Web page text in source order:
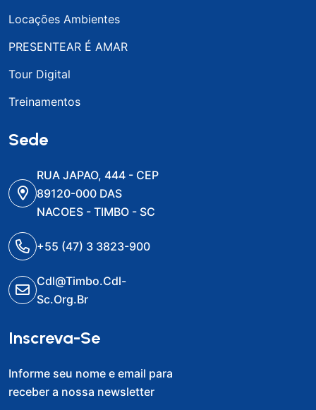
Locações Ambientes
PRESENTEAR É AMAR
Tour Digital
Treinamentos
Sede
RUA JAPAO, 444 - CEP
89120-000 DAS
NACOES - TIMBO - SC
+55 (47) 3 3823-900
Cdl@timbo.cdl-
Sc.org.br
Inscreva-Se
Informe seu nome e email para
receber a nossa newsletter